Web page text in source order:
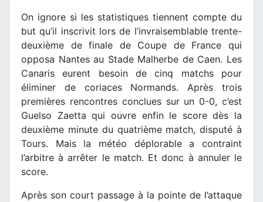
On ignore si les statistiques tiennent compte du
but qu’il inscrivit lors de l’invraisemblable trente-
deuxième de finale de Coupe de France qui
opposa Nantes au Stade Malherbe de Caen. Les
Canaris eurent besoin de cinq matchs pour
éliminer de coriaces Normands. Après trois
premières rencontres conclues sur un 0-0, c’est
Guelso Zaetta qui ouvre enfin le score dès la
deuxième minute du quatrième match, disputé à
Tours. Mais la météo déplorable a contraint
l’arbitre à arrêter le match. Et donc à annuler le
score.
Après son court passage à la pointe de l’attaque